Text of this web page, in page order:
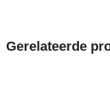
Gerelateerde